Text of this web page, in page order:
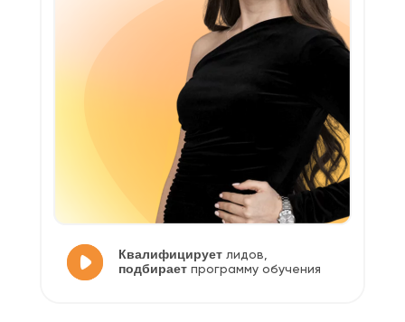
Квалифицирует лидов,
подбирает программу обучения